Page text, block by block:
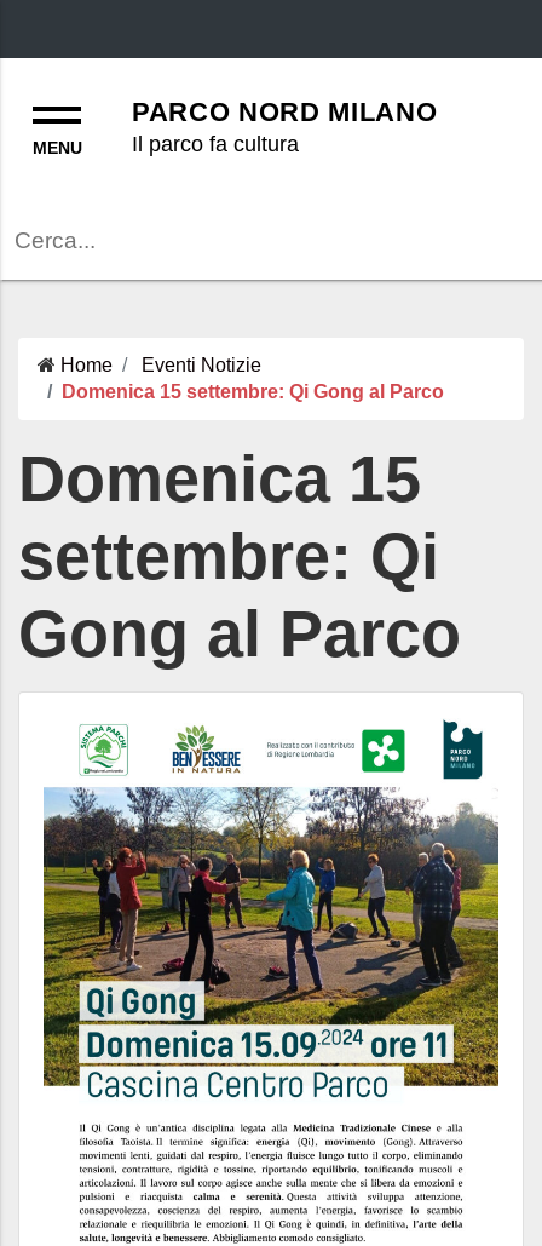
PARCO NORD MILANO
Il parco fa cultura
Home Eventi Notizie
Domenica 15 settembre: Qi Gong al Parco
Domenica 15
settembre: Qi
Gong al Parco